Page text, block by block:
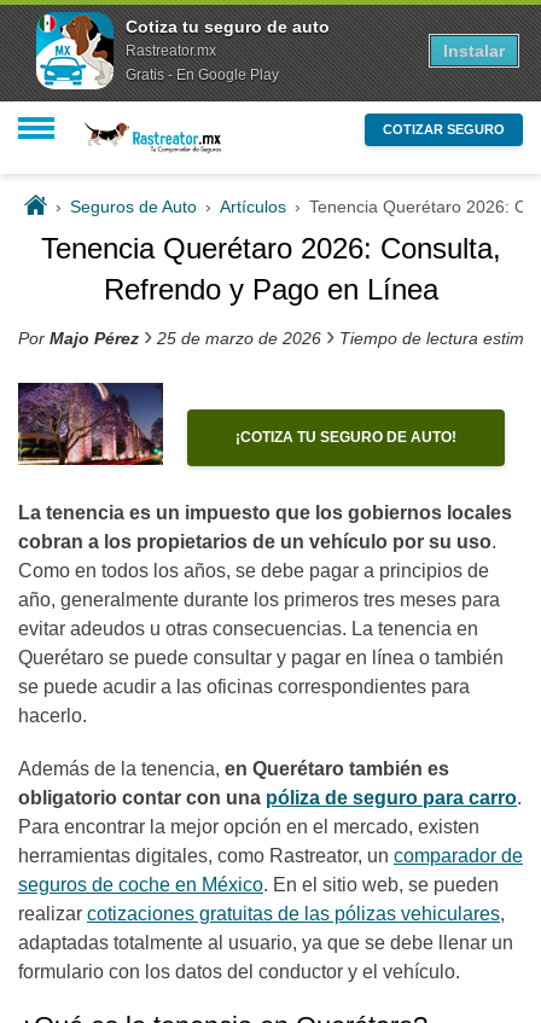
COTIZAR SEGURO
› Seguros de Auto › Artículos › Tenencia Querétaro 2026:
Tenencia Querétaro 2026: Consulta,
Refrendo y Pago en Línea
Por Majo Pérez › 25 de marzo de 2026 › Tiempo de lectura
¡COTIZA TU SEGURO DE AUTO!
La tenencia es un impuesto que los gobiernos locales
cobran a los propietarios de un vehículo por su uso.
Como en todos los años, se debe pagar a principios de
año, generalmente durante los primeros tres meses para
evitar adeudos u otras consecuencias. La tenencia en
Querétaro se puede consultar y pagar en línea o también
se puede acudir a las oficinas correspondientes para
hacerlo.
Además de la tenencia, en Querétaro también es
obligatorio contar con una póliza de seguro para carro.
Para encontrar la mejor opción en el mercado, existen
herramientas digitales, como Rastreator, un comparador de
seguros de coche en México. En el sitio web, se pueden
realizar cotizaciones gratuitas de las pólizas vehiculares,
adaptadas totalmente al usuario, ya que se debe llenar un
formulario con los datos del conductor y el vehículo.
Cotiza tu seguro de auto
Rastreator.mx
Gratis - En Google Play
Instalar